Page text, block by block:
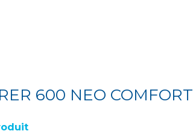
600 NEO COMFORT